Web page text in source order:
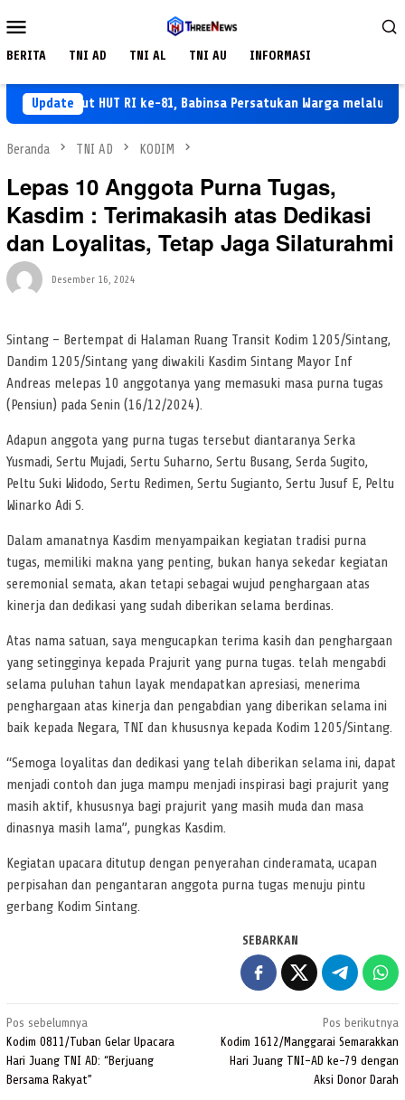
ke
Mobile
BERITA TNI AD TNI AL TNI AU INFORMASI
Update
Sambut HUT RI ke-81, Babinsa Persatukan Warga melalui
Beranda TNI AD KODIM
Lepas 10 Anggota Purna Tugas,
Kasdim : Terimakasih atas Dedikasi
dan Loyalitas, Tetap Jaga Silaturahmi
Desember 16, 2024
Sintang – Bertempat di Halaman Ruang Transit Kodim 1205/Sintang,
Dandim 1205/Sintang yang diwakili Kasdim Sintang Mayor Inf
Andreas melepas 10 anggotanya yang memasuki masa purna tugas
(Pensiun) pada Senin (16/12/2024).
Adapun anggota yang purna tugas tersebut diantaranya Serka
Yusmadi, Sertu Mujadi, Sertu Suharno, Sertu Busang, Serda Sugito,
Peltu Suki Widodo, Sertu Redimen, Sertu Sugianto, Sertu Jusuf E, Peltu
Winarko Adi S.
Dalam amanatnya Kasdim menyampaikan kegiatan tradisi purna
tugas, memiliki makna yang penting, bukan hanya sekedar kegiatan
seremonial semata, akan tetapi sebagai wujud penghargaan atas
kinerja dan dedikasi yang sudah diberikan selama berdinas.
Atas nama satuan, saya mengucapkan terima kasih dan penghargaan
yang setingginya kepada Prajurit yang purna tugas. telah mengabdi
selama puluhan tahun layak mendapatkan apresiasi, menerima
penghargaan atas kinerja dan pengabdian yang diberikan selama ini
baik kepada Negara, TNI dan khususnya kepada Kodim 1205/Sintang.
“Semoga loyalitas dan dedikasi yang telah diberikan selama ini, dapat
menjadi contoh dan juga mampu menjadi inspirasi bagi prajurit yang
masih aktif, khususnya bagi prajurit yang masih muda dan masa
dinasnya masih lama”, pungkas Kasdim.
Kegiatan upacara ditutup dengan penyerahan cinderamata, ucapan
perpisahan dan pengantaran anggota purna tugas menuju pintu
gerbang Kodim Sintang.
SEBARKAN
Navigasi
pos
Pos sebelumnya
Kodim 0811/Tuban Gelar Upacara
Hari Juang TNI AD: “Berjuang
Bersama Rakyat”
Pos berikutnya
Kodim 1612/Manggarai Semarakkan
Hari Juang TNI-AD ke-79 dengan
Aksi Donor Darah